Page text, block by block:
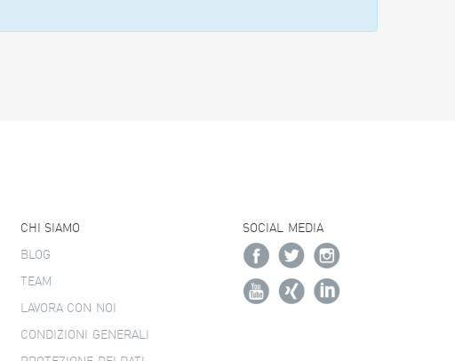
CHI SIAMO
BLOG
TEAM
LAVORA CON NOI
CONDIZIONI GENERALI
SOCIAL MEDIA